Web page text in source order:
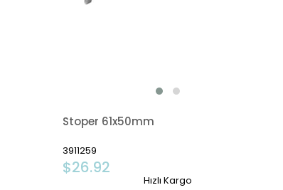
Stoper 61x50mm
3911259
$26.92
Hızlı Kargo